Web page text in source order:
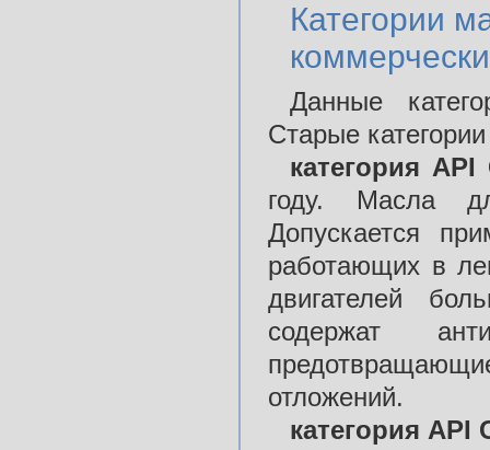
Категории
Данные
Старые
категория
году. Масла
Допускается
работающих в
двигателей
содержат
отложений.
категория API